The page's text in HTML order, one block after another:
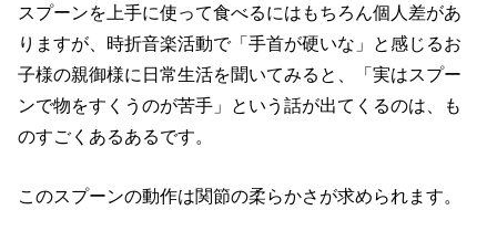
スプーンを上手に使って食べるにはもちろん個人差があ
りますが、時折音楽活動で「手首が硬いな」と感じるお
子様の親御様に日常生活を聞いてみると、「実はスプー
ンで物をすくうのが苦手」という話が出てくるのは、も
のすごくあるあるです。
このスプーンの動作は関節の柔らかさが求められます。